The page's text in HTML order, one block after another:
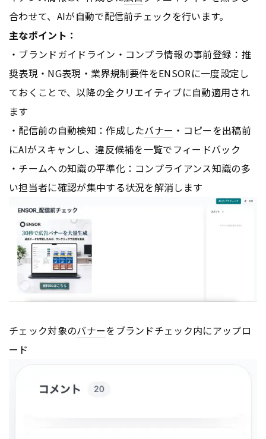
合わせて、AIが自動で配信前チェックを行います。
主なポイント：
・ブランドガイドライン・コンプラ情報の事前登録：推
奨表現・NG表現・業界規制要件をENSORに一度設定し
ておくことで、以降の全クリエイティブに自動適用され
ます
・配信前の自動検知：作成したバナー ・コピーを出稿前
にAIがスキャンし、違反候補を一覧でフィードバック
・チームへの知識の平準化：コンプライアンス知識の多
い担当者に確認が集中する状況を解消します
チェック対象のバナーをブランドチェック内にアップロ
ード